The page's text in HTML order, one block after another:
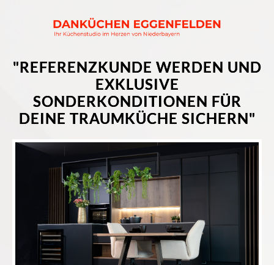
"REFERENZKUNDE WERDEN UND
EXKLUSIVE
SONDERKONDITIONEN FÜR
DEINE TRAUMKÜCHE SICHERN"